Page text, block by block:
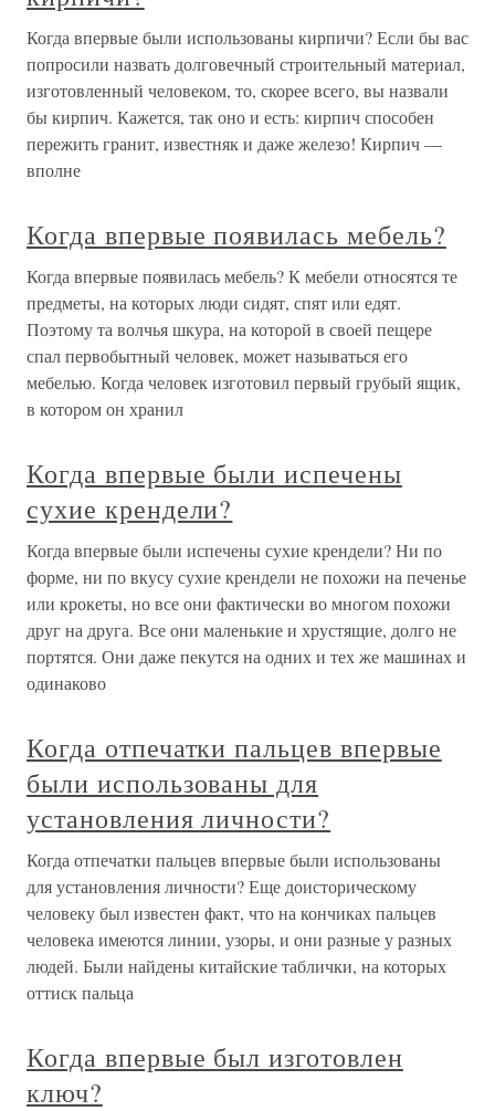
Когда впервые были использованы кирпичи? Если бы вас
попросили назвать долговечный строительный материал,
изготовленный человеком, то, скорее всего, вы назвали
бы кирпич. Кажется, так оно и есть: кирпич способен
пережить гранит, известняк и даже железо! Кирпич —
вполне
Когда впервые появилась мебель?
Когда впервые появилась мебель? К мебели относятся те
предметы, на которых люди сидят, спят или едят.
Поэтому та волчья шкура, на которой в своей пещере
спал первобытный человек, может называться его
мебелью. Когда человек изготовил первый грубый ящик,
в котором он хранил
Когда впервые были испечены
сухие крендели?
Когда впервые были испечены сухие крендели? Ни по
форме, ни по вкусу сухие крендели не похожи на печенье
или крокеты, но все они фактически во многом похожи
друг на друга. Все они маленькие и хрустящие, долго не
портятся. Они даже пекутся на одних и тех же машинах и
одинаково
Когда отпечатки пальцев впервые
были использованы для
установления личности?
Когда отпечатки пальцев впервые были использованы
для установления личности? Еще доисторическому
человеку был известен факт, что на кончиках пальцев
человека имеются линии, узоры, и они разные у разных
людей. Были найдены китайские таблички, на которых
оттиск пальца
Когда впервые был изготовлен
ключ?